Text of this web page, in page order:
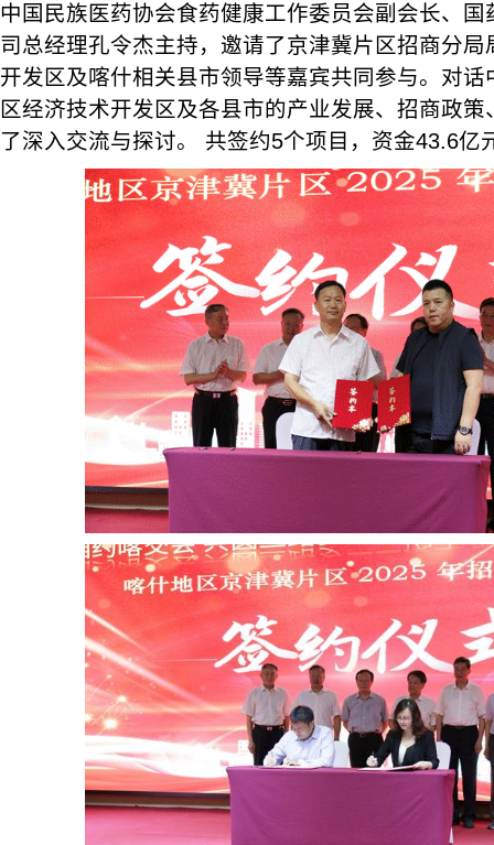
中国民族医药协会食药健康工作委员会副会长、
司总经理孔令杰主持，邀请了京津冀片区招商分
开发区及喀什相关县市领导等嘉宾共同参与。对
区经济技术开发区及各县市的产业发展、招商政
了深入交流与探讨。 共签约5个项目，资金43.6亿